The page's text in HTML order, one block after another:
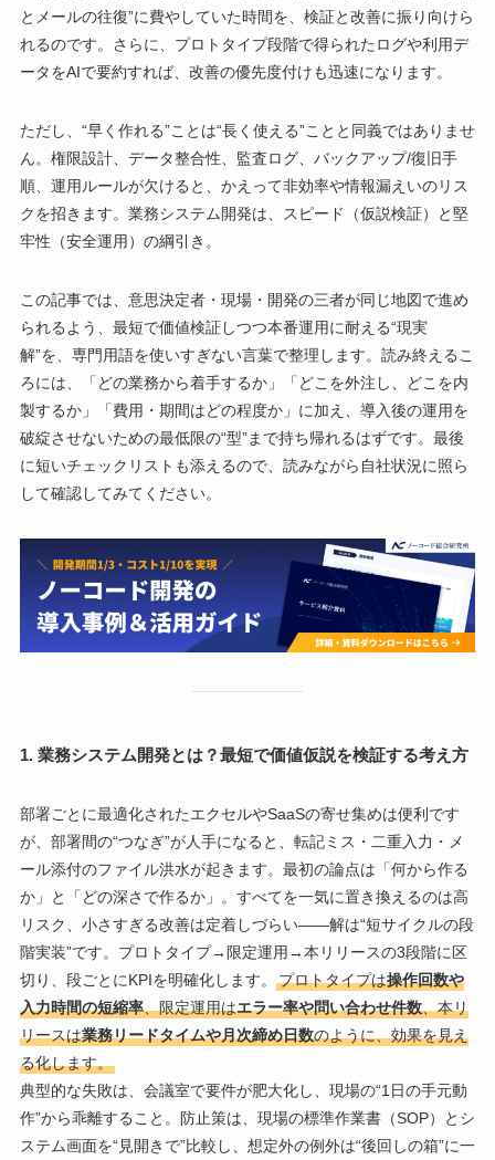
とメールの往復”に費やしていた時間を、検証と改善に振り向けら
れるのです。さらに、プロトタイプ段階で得られたログや利用デ
ータをAIで要約すれば、改善の優先度付けも迅速になります。
ただし、“早く作れる”ことは“長く使える”ことと同義ではありませ
ん。権限設計、データ整合性、監査ログ、バックアップ/復旧手
順、運用ルールが欠けると、かえって非効率や情報漏えいのリス
クを招きます。業務システム開発は、スピード（仮説検証）と堅
牢性（安全運用）の綱引き。
この記事では、意思決定者・現場・開発の三者が同じ地図で進め
られるよう、最短で価値検証しつつ本番運用に耐える“現実
解”を、専門用語を使いすぎない言葉で整理します。読み終えるこ
ろには、「どの業務から着手するか」「どこを外注し、どこを内
製するか」「費用・期間はどの程度か」に加え、導入後の運用を
破綻させないための最低限の“型”まで持ち帰れるはずです。最後
に短いチェックリストも添えるので、読みながら自社状況に照ら
して確認してみてください。
1. 業務システム開発とは？最短で価値仮説を検証する考え方
部署ごとに最適化されたエクセルやSaaSの寄せ集めは便利です
が、部署間の“つなぎ”が人手になると、転記ミス・二重入力・メ
ール添付のファイル洪水が起きます。最初の論点は「何から作る
か」と「どの深さで作るか」。すべてを一気に置き換えるのは高
リスク、小さすぎる改善は定着しづらい――解は“短サイクルの段
階実装”です。プロトタイプ→限定運用→本リリースの3段階に区
切り、段ごとにKPIを明確化します。
プロトタイプは操作回数や
入力時間の短縮率、限定運用はエラー率や問い合わせ件数、本リ
リースは業務リードタイムや月次締め日数のように、効果を見え
る化します。
典型的な失敗は、会議室で要件が肥大化し、現場の“1日の手元動
作”から乖離すること。防止策は、現場の標準作業書（SOP）とシ
ステム画面を“見開きで”比較し、想定外の例外は“後回しの箱”に一